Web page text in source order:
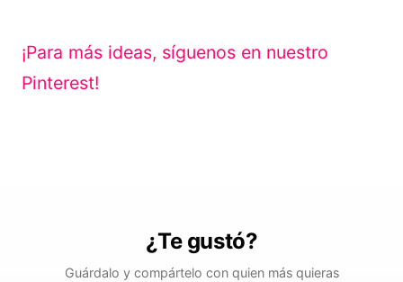
¡Para más ideas, síguenos en nuestro
Pinterest!
¿Te gustó?
Guárdalo y compártelo con quien más quieras